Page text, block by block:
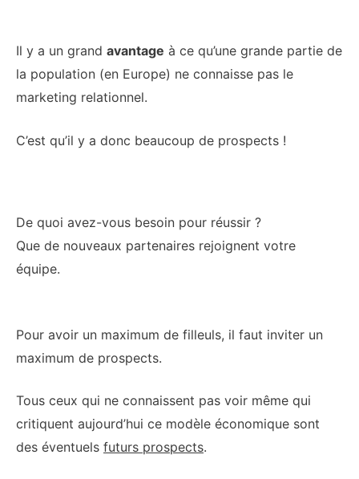
Il y a un grand avantage à ce qu’une grande partie de
la population (en Europe) ne connaisse pas le
marketing relationnel.
C’est qu’il y a donc beaucoup de prospects !
De quoi avez-vous besoin pour réussir ?
Que de nouveaux partenaires rejoignent votre
équipe.
Pour avoir un maximum de filleuls, il faut inviter un
maximum de prospects.
Tous ceux qui ne connaissent pas voir même qui
critiquent aujourd’hui ce modèle économique sont
des éventuels futurs prospects.